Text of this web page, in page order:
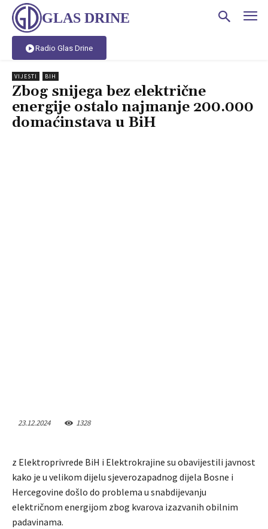
GLAS DRINE
Radio Glas Drine
VIJESTI BIH
Zbog snijega bez električne
energije ostalo najmanje 200.000
domaćinstava u BiH
23.12.2024 1328
z Elektroprivrede BiH i Elektrokrajine su obavijestili javnost
kako je u velikom dijelu sjeverozapadnog dijela Bosne i
Hercegovine došlo do problema u snabdijevanju
električnom energijom zbog kvarova izazvanih obilnim
padavinama.